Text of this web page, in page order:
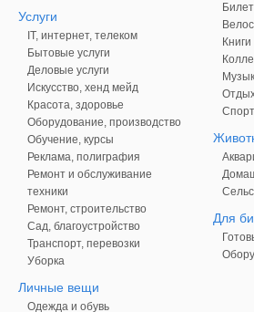
Услуги
IT, интернет, телеком
Бытовые услуги
Деловые услуги
Искусство, хенд мейд
Красота, здоровье
Оборудование, производство
Обучение, курсы
Реклама, полиграфия
Ремонт и обслуживание
техники
Ремонт, строительство
Сад, благоустройство
Транспорт, перевозки
Уборка
Личные вещи
Одежда и обувь
Для